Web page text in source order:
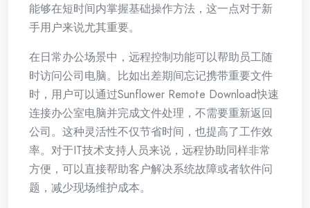
能够在短时间内掌握基础操作方法，这一点对于新
手用户来说尤其重要。
在日常办公场景中，远程控制功能可以帮助员工随
时访问公司电脑。比如出差期间忘记携带重要文件
时，用户可以通过Sunflower Remote Download快速
连接办公室电脑并完成文件处理，不需要重新返回
公司。这种灵活性不仅节省时间，也提高了工作效
率。对于IT技术支持人员来说，远程协助同样非常
方便，可以直接帮助客户解决系统故障或者软件问
题，减少现场维护成本。